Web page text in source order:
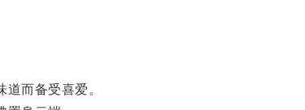
而备受喜爱。